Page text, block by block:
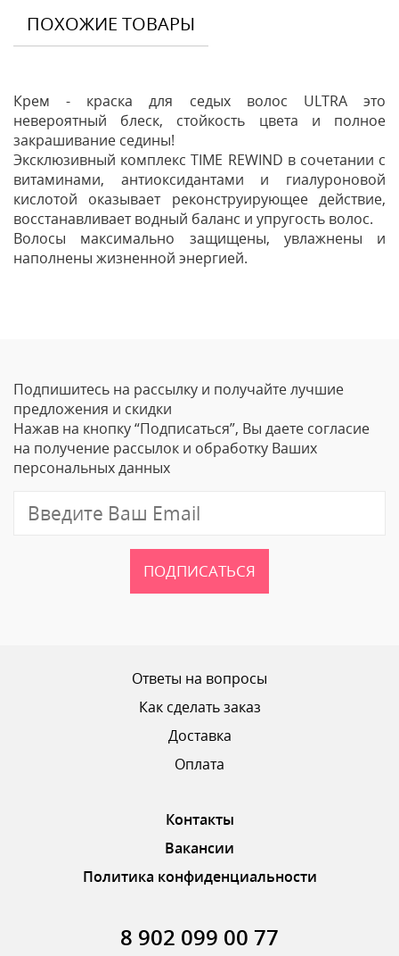
ПОХОЖИЕ ТОВАРЫ
Крем - краска для седых волос ULTRA это
невероятный блеск, стойкость цвета и полное
закрашивание седины!
Эксклюзивный комплекс TIME REWIND в сочетании с
витаминами, антиоксидантами и гиалуроновой
кислотой оказывает реконструирующее действие,
восстанавливает водный баланс и упругость волос.
Волосы максимально защищены, увлажнены и
наполнены жизненной энергией.
Ваше Имя
Email
ОТПРАВИТЬ ОТЗЫВ
Подпишитесь на рассылку и получайте лучшие
предложения и скидки
Нажав на кнопку “Подписаться”, Вы даете согласие
на получение рассылок и обработку Ваших
персональных данных
ПОДПИСАТЬСЯ
Ответы на вопросы
Как сделать заказ
Доставка
Оплата
Контакты
Вакансии
Политика конфиденциальности
8 902 099 00 77